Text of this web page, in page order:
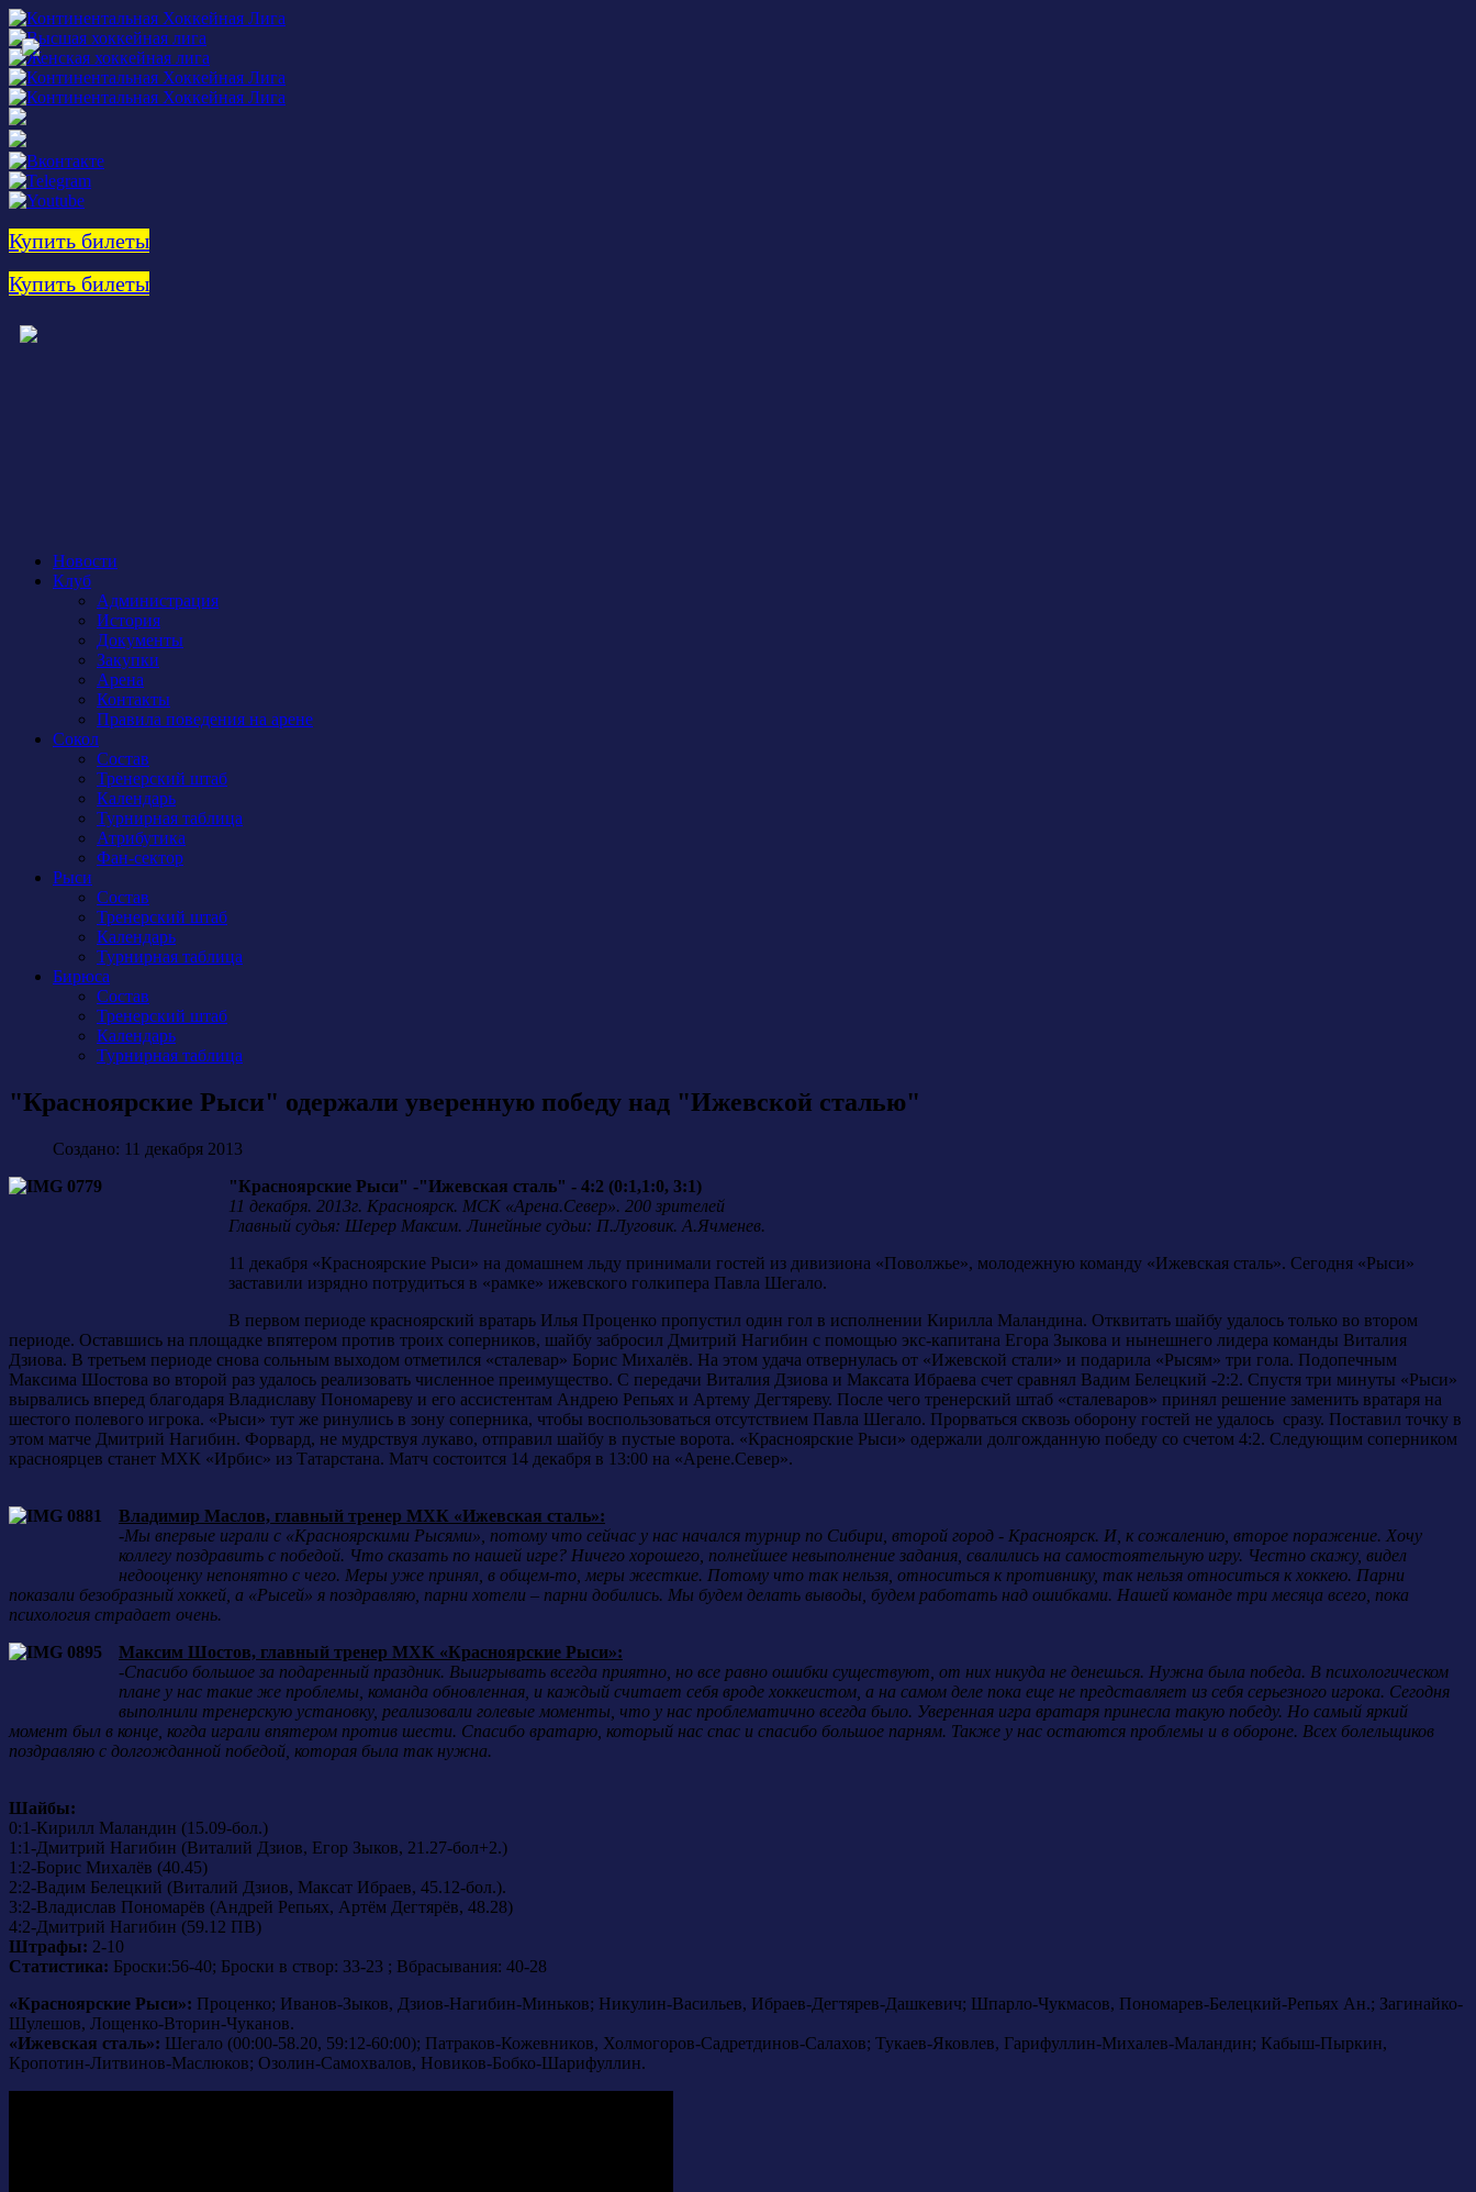
Купить билеты
Купить билеты
Новости
Клуб
Администрация
История
Документы
Закупки
Арена
Контакты
Правила поведения на арене
Сокол
Состав
Тренерский штаб
Календарь
Турнирная таблица
Атрибутика
Фан-сектор
Рыси
Состав
Тренерский штаб
Календарь
Турнирная таблица
Бирюса
Состав
Тренерский штаб
Календарь
Турнирная таблица
"Красноярские Рыси" одержали уверенную победу над "Ижевской сталью"
Создано: 11 декабря 2013
"Красноярские Рыси" -"Ижевская сталь" - 4:2 (0:1,1:0, 3:1)
11 декабря. 2013г. Красноярск. МСК «Арена.Север». 200 зрителей
Главный судья: Шерер Максим. Линейные судьи: П.Луговик. А.Ячменев.
11 декабря «Красноярские Рыси» на домашнем льду принимали гостей из дивизиона «Поволжье», молодежную команду «Ижевская сталь». Сегодня «Рыси»
заставили изрядно потрудиться в «рамке» ижевского голкипера Павла Шегало.
В первом периоде красноярский вратарь Илья Проценко пропустил один гол в исполнении Кирилла Маландина. Отквитать шайбу удалось только во втором
периоде. Оставшись на площадке впятером против троих соперников, шайбу забросил Дмитрий Нагибин с помощью экс-капитана Егора Зыкова и нынешнего лидера команды Виталия
Дзиова. В третьем периоде снова сольным выходом отметился «сталевар» Борис Михалёв. На этом удача отвернулась от «Ижевской стали» и подарила «Рысям» три гола. Подопечным
Максима Шостова во второй раз удалось реализовать численное преимущество. С передачи Виталия Дзиова и Максата Ибраева счет сравнял Вадим Белецкий -2:2. Спустя три минуты «Рыси»
вырвались вперед благодаря Владиславу Пономареву и его ассистентам Андрею Репьях и Артему Дегтяреву. После чего тренерский штаб «сталеваров» принял решение заменить вратаря на
шестого полевого игрока. «Рыси» тут же ринулись в зону соперника, чтобы воспользоваться отсутствием Павла Шегало. Прорваться сквозь оборону гостей не удалось сразу. Поставил точку в
этом матче Дмитрий Нагибин. Форвард, не мудрствуя лукаво, отправил шайбу в пустые ворота. «Красноярские Рыси» одержали долгожданную победу со счетом 4:2. Следующим соперником
красноярцев станет МХК «Ирбис» из Татарстана. Матч состоится 14 декабря в 13:00 на «Арене.Север».
Владимир Маслов, главный тренер МХК «Ижевская сталь»:
-Мы впервые играли с «Красноярскими Рысями», потому что сейчас у нас начался турнир по Сибири, второй город - Красноярск. И, к сожалению, второе поражение. Хочу
коллегу поздравить с победой. Что сказать по нашей игре? Ничего хорошего, полнейшее невыполнение задания, свалились на самостоятельную игру. Честно скажу, видел
недооценку непонятно с чего. Меры уже принял, в общем-то, меры жесткие. Потому что так нельзя, относиться к противнику, так нельзя относиться к хоккею. Парни
показали безобразный хоккей, а «Рысей» я поздравляю, парни хотели – парни добились. Мы будем делать выводы, будем работать над ошибками. Нашей команде три месяца всего, пока
психология страдает очень.
Максим Шостов, главный тренер МХК «Красноярские Рыси»:
-Спасибо большое за подаренный праздник. Выигрывать всегда приятно, но все равно ошибки существуют, от них никуда не денешься. Нужна была победа. В психологическом
плане у нас такие же проблемы, команда обновленная, и каждый считает себя вроде хоккеистом, а на самом деле пока еще не представляет из себя серьезного игрока. Сегодня
выполнили тренерскую установку, реализовали голевые моменты, что у нас проблематично всегда было. Уверенная игра вратаря принесла такую победу. Но самый яркий
момент был в конце, когда играли впятером против шести. Спасибо вратарю, который нас спас и спасибо большое парням. Также у нас остаются проблемы и в обороне. Всех болельщиков
поздравляю с долгожданной победой, которая была так нужна.
Шайбы:
0:1-Кирилл Маландин (15.09-бол.)
1:1-Дмитрий Нагибин (Виталий Дзиов, Егор Зыков, 21.27-бол+2.)
1:2-Борис Михалёв (40.45)
2:2-Вадим Белецкий (Виталий Дзиов, Максат Ибраев, 45.12-бол.).
3:2-Владислав Пономарёв (Андрей Репьях, Артём Дегтярёв, 48.28)
4:2-Дмитрий Нагибин (59.12 ПВ)
Штрафы: 2-10
Статистика: Броски:56-40; Броски в створ: 33-23 ; Вбрасывания: 40-28
«Красноярские Рыси»: Проценко; Иванов-Зыков, Дзиов-Нагибин-Миньков; Никулин-Васильев, Ибраев-Дегтярев-Дашкевич; Шпарло-Чукмасов, Пономарев-Белецкий-Репьях Ан.; Загинайко-
Шулешов, Лощенко-Вторин-Чуканов.
«Ижевская сталь»: Шегало (00:00-58.20, 59:12-60:00); Патраков-Кожевников, Холмогоров-Садретдинов-Салахов; Тукаев-Яковлев, Гарифуллин-Михалев-Маландин; Кабыш-Пыркин,
Кропотин-Литвинов-Маслюков; Озолин-Самохвалов, Новиков-Бобко-Шарифуллин.